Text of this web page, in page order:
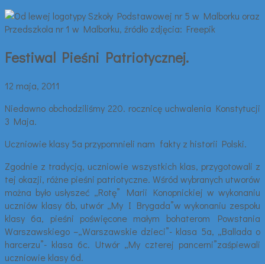
Festiwal Pieśni Patriotycznej.
12 maja, 2011
Niedawno obchodziliśmy 220. rocznicę uchwalenia Konstytucji
3 Maja.
Uczniowie klasy 5a przypomnieli nam fakty z historii Polski.
Zgodnie z tradycją, uczniowie wszystkich klas, przygotowali z
tej okazji, różne pieśni patriotyczne. Wśród wybranych utworów
można było usłyszeć „Rotę” Marii Konopnickiej w wykonaniu
uczniów klasy 6b, utwór „My I Brygada”w wykonaniu zespołu
klasy 6a, pieśni poświęcone małym bohaterom Powstania
Warszawskiego –„Warszawskie dzieci”- klasa 5a, „Ballada o
harcerzu”- klasa 6c. Utwór „My czterej pancerni”zaśpiewali
uczniowie klasy 6d.